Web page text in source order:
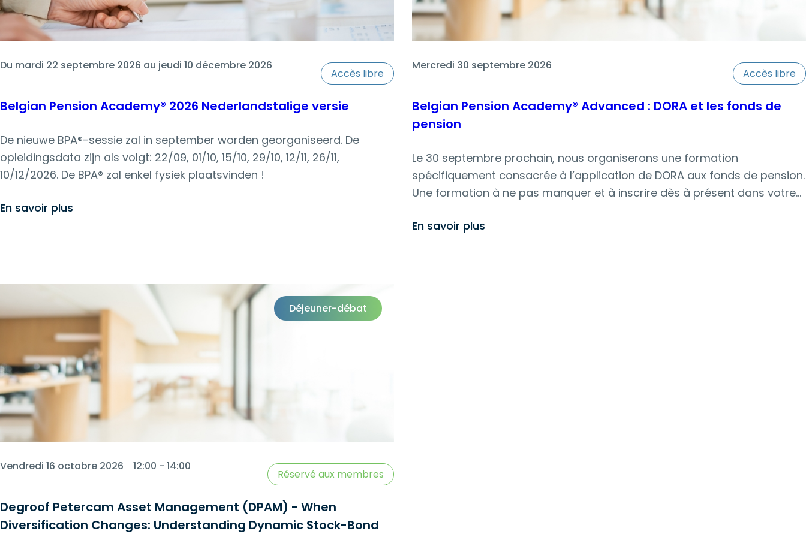
Du mardi 22 septembre 2026 au jeudi 10 décembre 2026
Accès libre
Belgian Pension Academy® 2026 Nederlandstalige versie
De nieuwe BPA®-sessie zal in september worden georganiseerd. De
opleidingsdata zijn als volgt: 22/09, 01/10, 15/10, 29/10, 12/11, 26/11,
10/12/2026. De BPA® zal enkel fysiek plaatsvinden !
En savoir plus
Mercredi 30 septembre 2026
Accès libre
Belgian Pension Academy® Advanced : DORA et les fonds de
pension
Le 30 septembre prochain, nous organiserons une formation
spécifiquement consacrée à l’application de DORA aux fonds de pension.
Une formation à ne pas manquer et à inscrire dès à présent dans votre
En savoir plus
Déjeuner-débat
Vendredi 16 octobre 2026 12:00 - 14:00
Réservé aux membres
Degroof Petercam Asset Management (DPAM) - When
Diversification Changes: Understanding Dynamic Stock-Bond